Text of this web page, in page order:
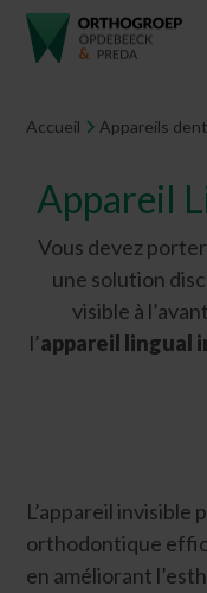
Accueil Appareils
Appareil
Vous devez
une solution
visible à
l’appareil lingual
L’appareil
orthodontique
en améliorant